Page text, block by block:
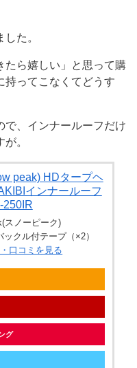
た。
たら嬉しい」と思って購
持ってこなくてどうす
で、インナールーフだけ
。
peak) HDタープヘ
インナールーフ
250IR
スノーピーク)
クル付テープ（×2）
口コミを見る
グ